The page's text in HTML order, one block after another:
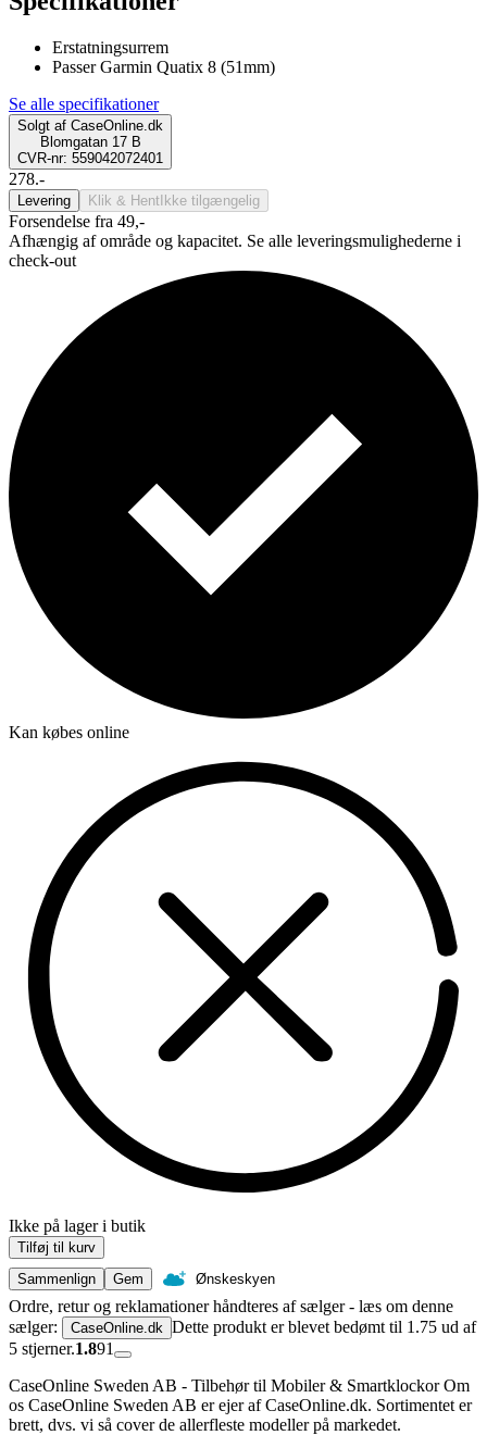
Erstatningsurrem
Passer Garmin Quatix 8 (51mm)
Se alle specifikationer
Solgt af CaseOnline.dk
Blomgatan 17 B
CVR-nr: 559042072401
278.-
Levering Klik & Hent Ikke tilgængelig
Forsendelse fra 49,-
Afhængig af område og kapacitet. Se alle leveringsmulighederne i
check-out
Kan købes online
Ikke på lager i butik
Tilføj til kurv
Sammenlign
Gem Ønskeskyen
Ordre, retur og reklamationer håndteres af sælger - læs om denne
sælger:
CaseOnline.dk Dette produkt er blevet bedømt til 1.75 ud af
5 stjerner.1.891
CaseOnline Sweden AB - Tilbehør til Mobiler & Smartklockor Om
os CaseOnline Sweden AB er ejer af CaseOnline.dk. Sortimentet er
brett, dvs. vi så cover de allerfleste modeller på markedet.